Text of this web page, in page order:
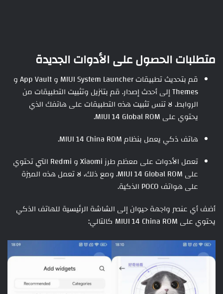
متطلبات الحصول على الأدوات الجديدة
قم بتحديث تطبيقات MIUI System Launcher و App Vault و
Themes إلى أحدث إصدار. قم بتنزيل وتثبيت التطبيقات من
الروابط. لا تنس تثبيت هذه التطبيقات على هاتفك الذي
يحتوي على MIUI 14 Global ROM.
هاتف ذكي يعمل بنظام MIUI 14 China ROM.
تعمل الأدوات على معظم طرز Xiaomi و Redmi التي تحتوي
على MIUI 14 Global ROM. ومع ذلك، لا تعمل هذه الميزة
على هواتف POCO الذكية.
أضف أي عنصر واجهة حيوان إلى الشاشة الرئيسية للهاتف الذكي
يحتوي على MIUI 14 China ROM كالتالي: